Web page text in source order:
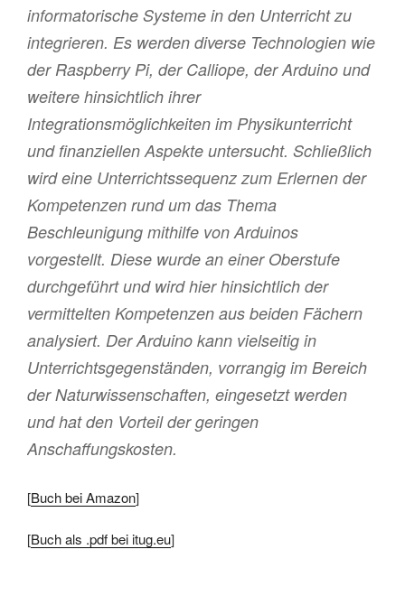
informatorische Systeme in den Unterricht zu
integrieren. Es werden diverse Technologien wie
der Raspberry Pi, der Calliope, der Arduino und
weitere hinsichtlich ihrer
Integrationsmöglichkeiten im Physikunterricht
und finanziellen Aspekte untersucht. Schließlich
wird eine Unterrichtssequenz zum Erlernen der
Kompetenzen rund um das Thema
Beschleunigung mithilfe von Arduinos
vorgestellt. Diese wurde an einer Oberstufe
durchgeführt und wird hier hinsichtlich der
vermittelten Kompetenzen aus beiden Fächern
analysiert. Der Arduino kann vielseitig in
Unterrichtsgegenständen, vorrangig im Bereich
der Naturwissenschaften, eingesetzt werden
und hat den Vorteil der geringen
Anschaffungskosten.
[Buch bei Amazon]
[Buch als .pdf bei itug.eu]